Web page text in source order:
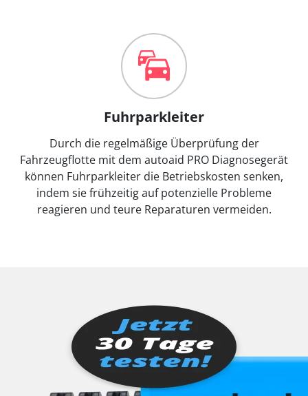
Fuhrparkleiter
Durch die regelmäßige Überprüfung der
Fahrzeugflotte mit dem autoaid PRO Diagnosegerät
können Fuhrparkleiter die Betriebskosten senken,
indem sie frühzeitig auf potenzielle Probleme
reagieren und teure Reparaturen vermeiden.